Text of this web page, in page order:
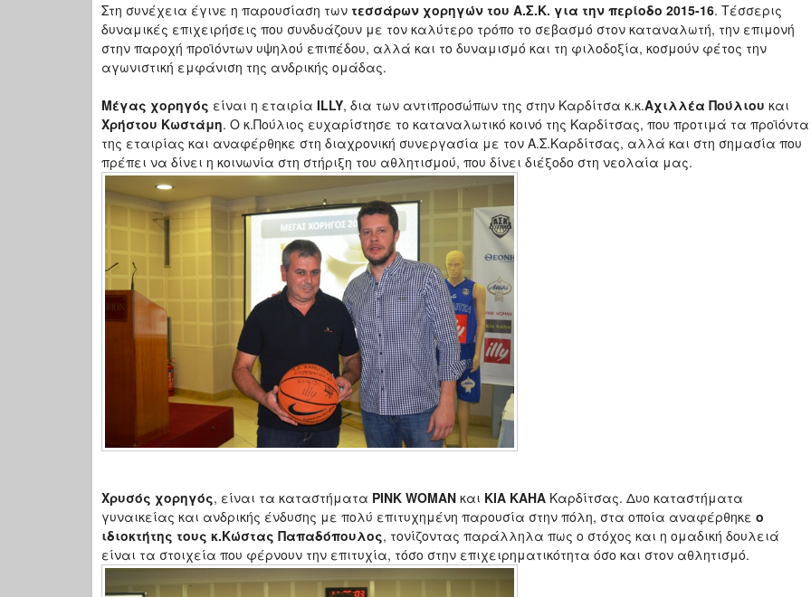
Στη συνέχεια έγινε η παρουσίαση των τεσσάρων χορηγών του Α.Σ.Κ. για την περίοδο 2015-16. Τέσσερις
δυναμικές επιχειρήσεις που συνδυάζουν με τον καλύτερο τρόπο το σεβασμό στον καταναλωτή, την επιμονή
στην παροχή προϊόντων υψηλού επιπέδου, αλλά και το δυναμισμό και τη φιλοδοξία, κοσμούν φέτος την
αγωνιστική εμφάνιση της ανδρικής ομάδας.
Μέγας χορηγός είναι η εταιρία ILLY, δια των αντιπροσώπων της στην Καρδίτσα κ.κ.Αχιλλέα Πούλιου και
Χρήστου Κωστάμη. Ο κ.Πούλιος ευχαρίστησε το καταναλωτικό κοινό της Καρδίτσας, που προτιμά τα προϊόντα
της εταιρίας και αναφέρθηκε στη διαχρονική συνεργασία με τον Α.Σ.Καρδίτσας, αλλά και στη σημασία που
πρέπει να δίνει η κοινωνία στη στήριξη του αθλητισμού, που δίνει διέξοδο στη νεολαία μας.
Χρυσός χορηγός, είναι τα καταστήματα PINK WOMAN και KIA KAHA Καρδίτσας. Δυο καταστήματα
γυναικείας και ανδρικής ένδυσης με πολύ επιτυχημένη παρουσία στην πόλη, στα οποία αναφέρθηκε ο
ιδιοκτήτης τους κ.Κώστας Παπαδόπουλος, τονίζοντας παράλληλα πως ο στόχος και η ομαδική δουλειά
είναι τα στοιχεία που φέρνουν την επιτυχία, τόσο στην επιχειρηματικότητα όσο και στον αθλητισμό.